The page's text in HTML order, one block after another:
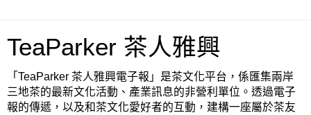
TeaParker 茶人雅興
「TeaParker 茶人雅興電子報」是茶文化平台，係匯集兩岸
三地茶的最新文化活動、產業訊息的非營利單位。透過電子
報的傳遞，以及和茶文化愛好者的互動，建構一座屬於茶友